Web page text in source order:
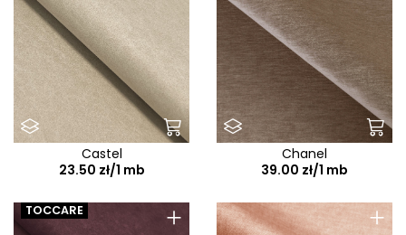
Castel
23.50 zł/1 mb
Chanel
39.00 zł/1 mb
+
TOCCARE +